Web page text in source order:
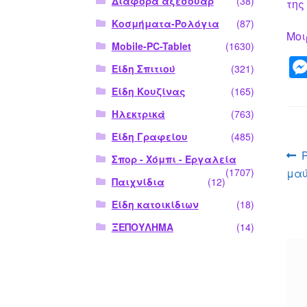
Κοσμήματα-Ρολόγια
(87)
Mobile-PC-Tablet
(1630)
Είδη Σπιτιού
(321)
Είδη Κουζίνας
(165)
Ηλεκτρικά
(763)
Είδη Γραφείου
(485)
Σπορ - Χόμπι - Εργαλεία
(1707)
Παιχνίδια
(12)
Είδη κατοικίδιων
(18)
ΞΕΠΟΥΛΗΜΑ
(14)